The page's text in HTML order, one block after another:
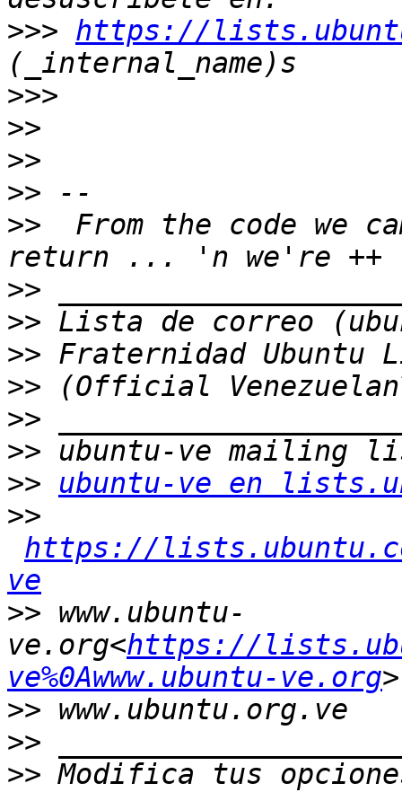
>>> https://
>>>
>>
>>
>>
>>
From the code we
>>
>>
>>
>>
>>
>>
>>
ubuntu-ve en
>>
https://
ve
>> www.ubuntu-
ve.org<https://
ve%0Awww.ubuntu-ve.org
>>
>>
>> Modifica tus